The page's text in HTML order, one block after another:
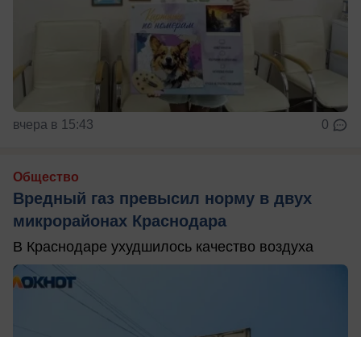
вчера в 15:43 0
Общество
Вредный газ превысил норму в двух
микрорайонах Краснодара
В Краснодаре ухудшилось качество воздуха